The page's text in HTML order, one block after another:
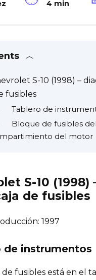
4 min
S-10 (1998) –
fusibles
Tablero de
Bloque de fusibles del
del motor
S-10 (1998)
de fusibles
1997
de instrumentos
fusibles está en el